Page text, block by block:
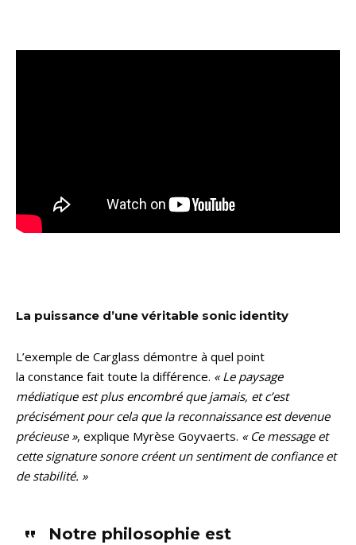
La puissance d’une véritable sonic identity
L’exemple de Carglass démontre à quel point
la constance fait toute la différence. « Le paysage
médiatique est plus encombré que jamais, et c’est
précisément pour cela que la reconnaissance est devenue
précieuse », explique Myrèse Goyvaerts. « Ce message et
cette signature sonore créent un sentiment de confiance et
de stabilité. »
Notre philosophie est